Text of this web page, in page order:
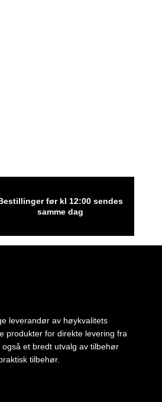
før kl 12:00 sendes
samme dag
leverandør av høykvalitets
produkter for direkte levering fra
et bredt utvalg av tilbehør
tilbehør.